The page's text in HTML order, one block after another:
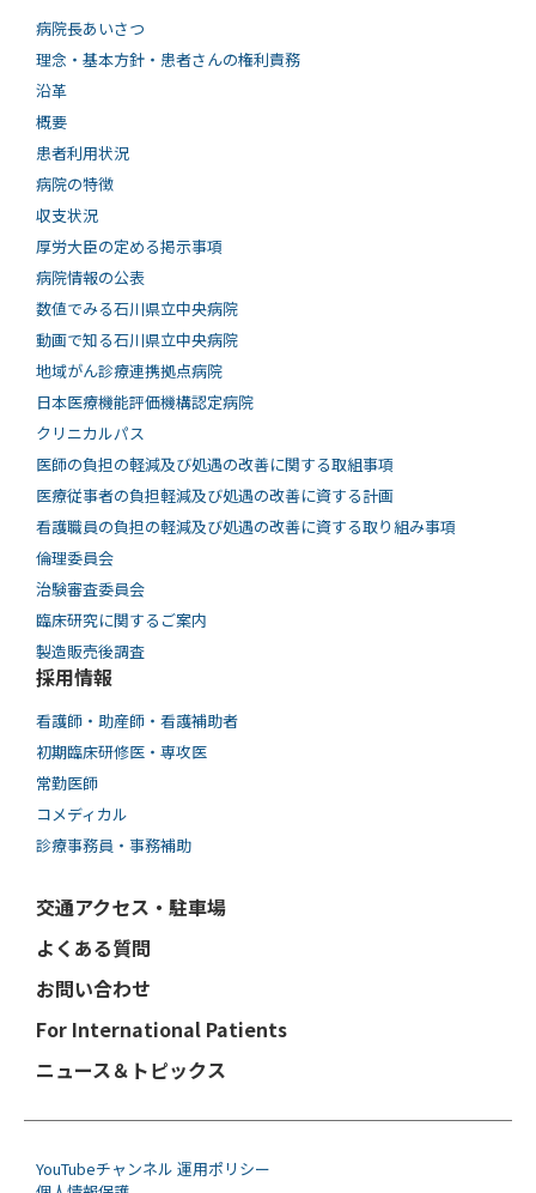
病院長あいさつ
理念・基本方針・患者さんの権利責務
沿革
概要
患者利用状況
病院の特徴
収支状況
厚労大臣の定める掲示事項
病院情報の公表
数値でみる石川県立中央病院
動画で知る⽯川県⽴中央病院
地域がん診療連携拠点病院
日本医療機能評価機構認定病院
クリニカルパス
医師の負担の軽減及び処遇の改善に関する取組事項
医療従事者の負担軽減及び処遇の改善に資する計画
看護職員の負担の軽減及び処遇の改善に資する取り組み事項
倫理委員会
治験審査委員会
臨床研究に関するご案内
製造販売後調査
採用情報
看護師・助産師・看護補助者
初期臨床研修医・専攻医
常勤医師
コメディカル
診療事務員・事務補助
交通アクセス・駐車場
よくある質問
お問い合わせ
For International Patients
ニュース＆トピックス
YouTubeチャンネル 運用ポリシー